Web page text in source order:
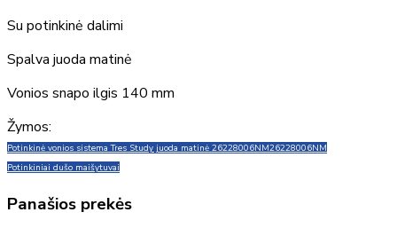
Su potinkinė dalimi
Spalva juoda matinė
Vonios snapo ilgis 140 mm
Žymos:
Potinkinė vonios sistema Tres Study juoda matinė 26228006NM26228006NM
Potinkiniai dušo maišytuvai
Panašios prekės